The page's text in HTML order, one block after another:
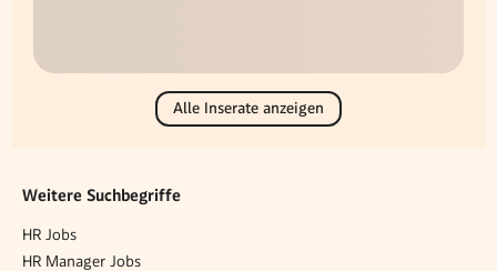
Alle Inserate anzeigen
Weitere Suchbegriffe
HR Jobs
HR Manager Jobs